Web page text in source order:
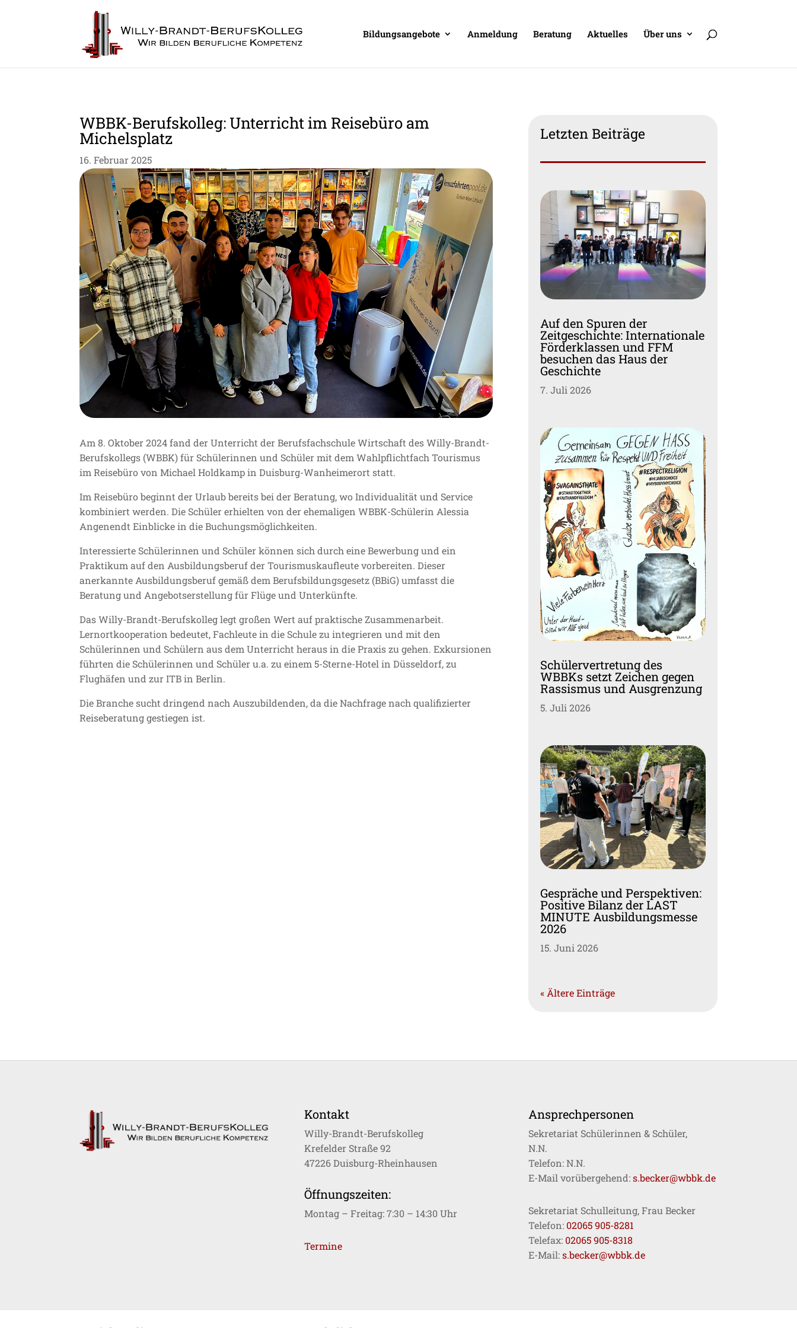
Bildungsangebote Anmeldung Beratung Aktuelles Über uns
WBBK-Berufskolleg: Unterricht im Reisebüro am
Michelsplatz
16. Februar 2025
Am 8. Oktober 2024 fand der Unterricht der Berufsfachschule Wirtschaft des Willy-Brandt-
Berufskollegs (WBBK) für Schülerinnen und Schüler mit dem Wahlpflichtfach Tourismus
im Reisebüro von Michael Holdkamp in Duisburg-Wanheimerort statt.
Im Reisebüro beginnt der Urlaub bereits bei der Beratung, wo Individualität und Service
kombiniert werden. Die Schüler erhielten von der ehemaligen WBBK-Schülerin Alessia
Angenendt Einblicke in die Buchungsmöglichkeiten.
Interessierte Schülerinnen und Schüler können sich durch eine Bewerbung und ein
Praktikum auf den Ausbildungsberuf der Tourismuskaufleute vorbereiten. Dieser
anerkannte Ausbildungsberuf gemäß dem Berufsbildungsgesetz (BBiG) umfasst die
Beratung und Angebotserstellung für Flüge und Unterkünfte.
Das Willy-Brandt-Berufskolleg legt großen Wert auf praktische Zusammenarbeit.
Lernortkooperation bedeutet, Fachleute in die Schule zu integrieren und mit den
Schülerinnen und Schülern aus dem Unterricht heraus in die Praxis zu gehen. Exkursionen
führten die Schülerinnen und Schüler u.a. zu einem 5-Sterne-Hotel in Düsseldorf, zu
Flughäfen und zur ITB in Berlin.
Die Branche sucht dringend nach Auszubildenden, da die Nachfrage nach qualifizierter
Reiseberatung gestiegen ist.
Letzten Beiträge
Auf den Spuren der
Zeitgeschichte: Internationale
Förderklassen und FFM
besuchen das Haus der
Geschichte
7. Juli 2026
Schülervertretung des
WBBKs setzt Zeichen gegen
Rassismus und Ausgrenzung
5. Juli 2026
Gespräche und Perspektiven:
Positive Bilanz der LAST
MINUTE Ausbildungsmesse
2026
15. Juni 2026
« Ältere Einträge
Kontakt
Willy-Brandt-Berufskolleg
Krefelder Straße 92
47226 Duisburg-Rheinhausen
Öffnungszeiten:
Montag – Freitag: 7:30 – 14:30 Uhr
Termine
Ansprechpersonen
Sekretariat Schülerinnen & Schüler,
N.N.
Telefon: N.N.
E-Mail vorübergehend:s.becker@wbbk.de
Sekretariat Schulleitung, Frau Becker
Telefon: 02065 905-8281
Telefax: 02065 905-8318
E-Mail:s.becker@wbbk.de